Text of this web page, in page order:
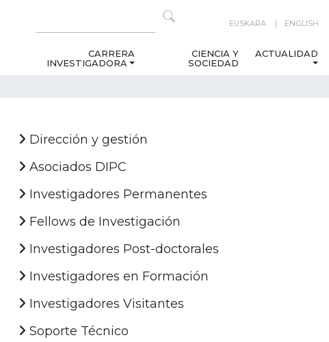
EUSKARA ENGLISH
CARRERA
INVESTIGADORA
CIENCIA Y
SOCIEDAD
ACTUALIDAD
Dirección y gestión
Asociados DIPC
Investigadores Permanentes
Fellows de Investigación
Investigadores Post-doctorales
Investigadores en Formación
Investigadores Visitantes
Soporte Técnico